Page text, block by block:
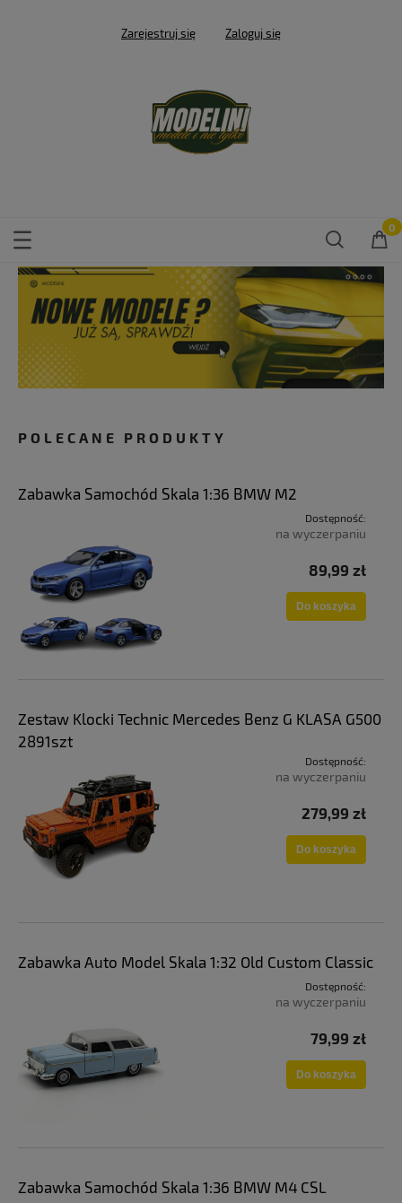
Zarejestruj się Zaloguj się
POLECANE PRODUKTY
Zabawka Samochód Skala 1:36 BMW M2
Dostępność:
na wyczerpaniu
89,99 zł
Do koszyka
Zestaw Klocki Technic Mercedes Benz G KLASA G500
2891szt
Dostępność:
na wyczerpaniu
279,99 zł
Do koszyka
Zabawka Auto Model Skala 1:32 Old Custom Classic
Dostępność:
na wyczerpaniu
79,99 zł
Do koszyka
Zabawka Samochód Skala 1:36 BMW M4 CSL